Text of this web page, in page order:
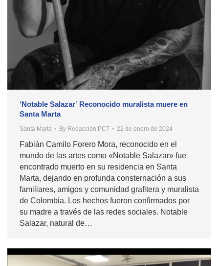
‘Notable Salazar’ Reconocido muralista muere en
Santa Marta
Santa Marta By Redacción PCT 22 de enero de 2024
Fabián Camilo Forero Mora, reconocido en el
mundo de las artes como «Notable Salazar» fue
encontrado muerto en su residencia en Santa
Marta, dejando en profunda consternación a sus
familiares, amigos y comunidad grafitera y muralista
de Colombia. Los hechos fueron confirmados por
su madre a través de las redes sociales. Notable
Salazar, natural de…